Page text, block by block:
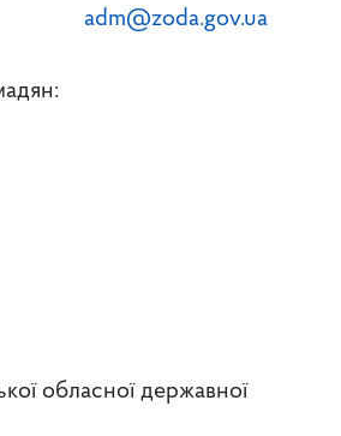
adm@zoda.gov.ua
обласної державної